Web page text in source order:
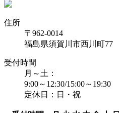
住所
〒962-0014
福島県須賀川市西川町77
受付時間
月～土：
9:00～12:30/15:00～19:30
定休日：日・祝